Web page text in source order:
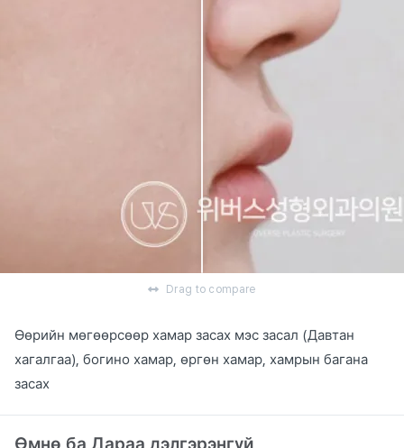
Drag to compare
Өөрийн мөгөөрсөөр хамар засах мэс засал (Давтан
хагалгаа), богино хамар, өргөн хамар, хамрын багана
засах